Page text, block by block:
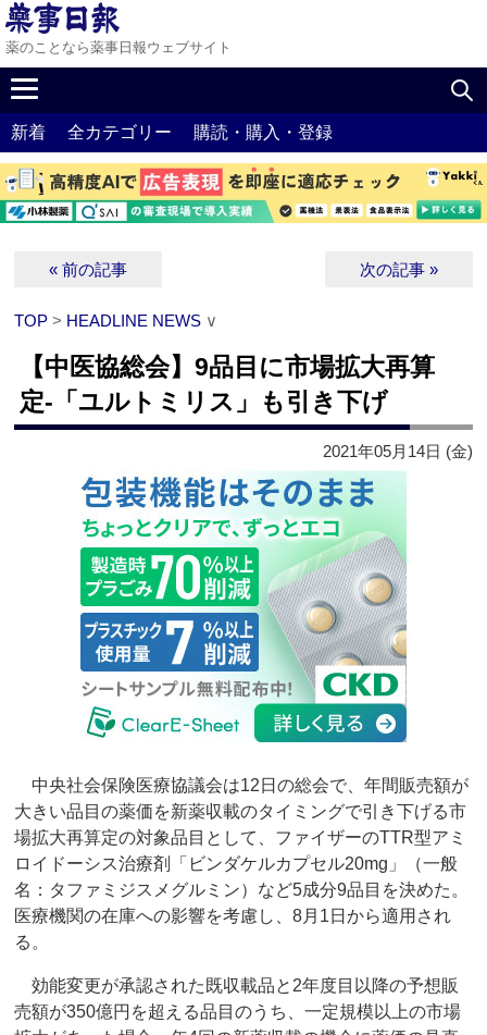
薬のことなら薬事日報ウェブサイト
新着 全カテゴリー 購読・購入・登録
« 前の記事 次の記事 »
TOP > HEADLINE NEWS ∨
【中医協総会】9品目に市場拡大再算
定‐「ユルトミリス」も引き下げ
2021年05月14日 (金)
中央社会保険医療協議会は12日の総会で、年間販売額が
大きい品目の薬価を新薬収載のタイミングで引き下げる市
場拡大再算定の対象品目として、ファイザーのTTR型アミ
ロイドーシス治療剤「ビンダケルカプセル20mg」（一般
名：タファミジスメグルミン）など5成分9品目を決めた。
医療機関の在庫への影響を考慮し、8月1日から適用され
る。
効能変更が承認された既収載品と2年度目以降の予想販
売額が350億円を超える品目のうち、一定規模以上の市場